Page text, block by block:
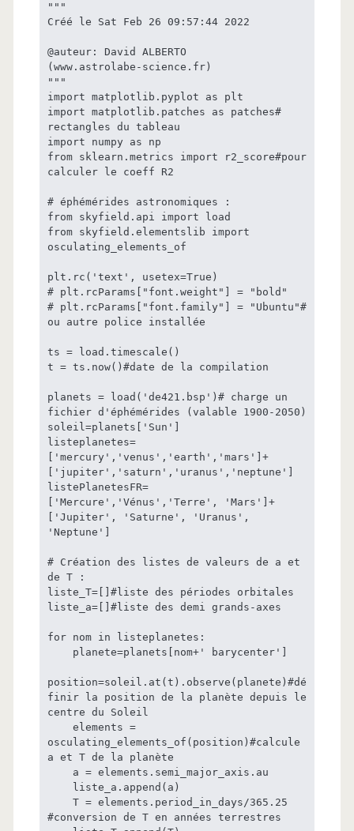
"""
Créé le Sat Feb 26 09:57:44 2022
@auteur: David ALBERTO
(www.astrolabe-science.fr)
"""
import matplotlib.pyplot as plt
import matplotlib.patches as patches#
rectangles du tableau
import numpy as np
from sklearn.metrics import r2_score#pour
calculer le coeff R2
# éphémérides astronomiques :
from skyfield.api import load
from skyfield.elementslib import
osculating_elements_of
plt.rc('text', usetex=True)
# plt.rcParams["font.weight"] = "bold"
# plt.rcParams["font.family"] = "Ubuntu"#
ou autre police installée
ts = load.timescale()
t = ts.now()#date de la compilation
planets = load('de421.bsp')# charge un
fichier d'éphémérides (valable 1900-2050)
soleil=planets['Sun']
listeplanetes=
['mercury','venus','earth','mars']+
['jupiter','saturn','uranus','neptune']
listePlanetesFR=
['Mercure','Vénus','Terre', 'Mars']+
['Jupiter', 'Saturne', 'Uranus',
'Neptune']
# Création des listes de valeurs de a et
de T :
liste_T=[]#liste des périodes orbitales
liste_a=[]#liste des demi grands-axes
for nom in listeplanetes:
position=soleil.at(t).observe(planete)#dé
finir la position de la planète depuis le
centre du Soleil
osculating_elements_of(position)#calcule
a et T de la planète
#conversion de T en années terrestres